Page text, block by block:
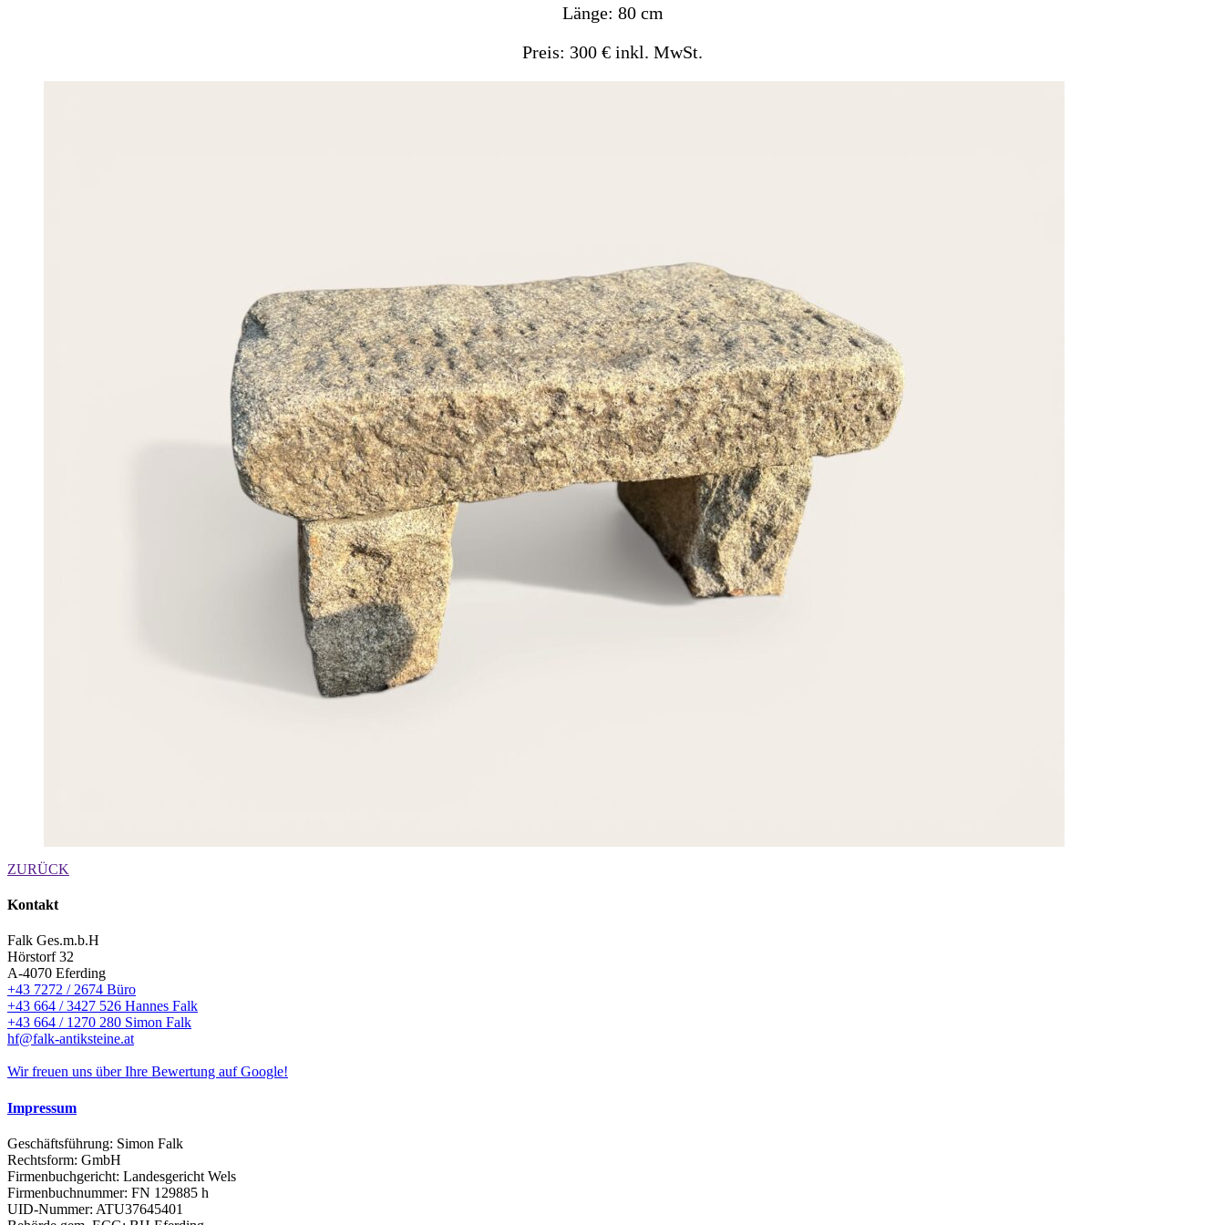
Länge: 80 cm
Preis: 300 € inkl. MwSt.
ZURÜCK
Kontakt
Falk Ges.m.b.H
Hörstorf 32
A-4070 Eferding
+43 7272 / 2674 Büro
+43 664 / 3427 526 Hannes Falk
+43 664 / 1270 280 Simon Falk
hf@falk-antiksteine.at
Wir freuen uns über Ihre Bewertung auf Google!
Impressum
Geschäftsführung: Simon Falk
Rechtsform: GmbH
Firmenbuchgericht: Landesgericht Wels
Firmenbuchnummer: FN 129885 h
UID-Nummer: ATU37645401